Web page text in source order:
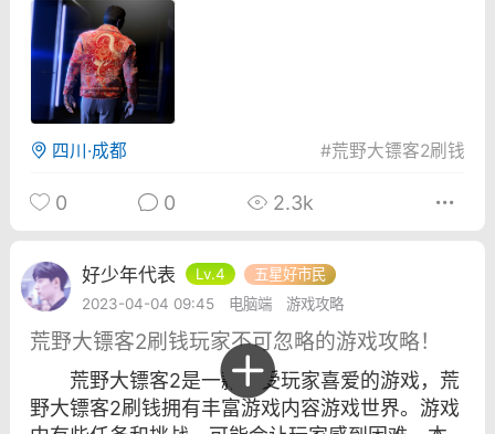
游戏商城
游民通 Lv.13
发货的商品在那里查看卡密？答：查看
：下单以后在右边消息栏查看卡密，或
像 — 我的订单 — 待评价 — 查看订单，
看卡密详情问：我...
四川·成都 #荒野大镖客2刷钱
0 0 2.3k
好少年代表 Lv.4 五星好市民
2023-04-04 09:45 电脑端 游戏攻略
荒野大镖客2刷钱玩家不可忽略的游戏攻略！
荒野大镖客2是一款备受玩家喜爱的游戏，荒
野大镖客2刷钱拥有丰富游戏内容游戏世界。游戏